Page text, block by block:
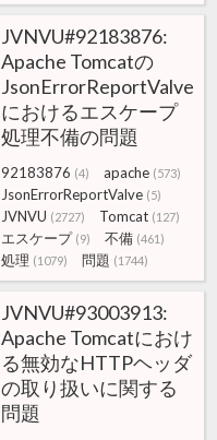
JVNVU#92183876:
Apache Tomcatの
JsonErrorReportValve
におけるエスケープ
処理不備の問題
92183876 (4) apache (573)
JsonErrorReportValve (5)
JVNVU (2727) Tomcat (127)
エスケープ (9) 不備 (461)
処理 (1079) 問題 (1744)
JVNVU#93003913:
Apache Tomcatにおけ
る無効なHTTPヘッダ
の取り扱いに関する
問題